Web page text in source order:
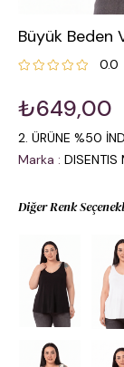
Büyük Beden
0.0
₺649,00
2. ÜRÜNE %50
Marka : DISENTIS
Diğer Renk